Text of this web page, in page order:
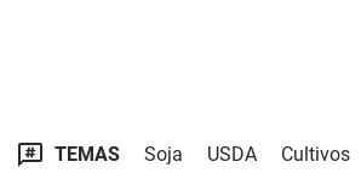
TEMAS Soja USDA Cultivos